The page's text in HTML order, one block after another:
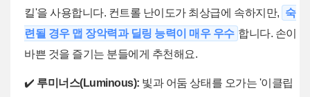
킬'을 사용합니다. 컨트롤 난이도가 최상급에 속하지만, 숙
련될 경우 맵 장악력과 딜링 능력이 매우 우수 합니다. 손이
바쁜 것을 즐기는 분들에게 추천해요.
✔️ 루미너스(Luminous): 빛과 어둠 상태를 오가는 '이클립